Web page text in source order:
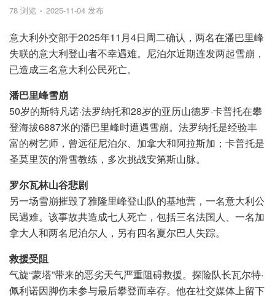
78 浏览 2025-11-04 发布
意大利外交部于2025年11月4日周二确认，两名在潘巴里峰
失联的意大利登山者不幸遇难。尼泊尔近期连发两起雪崩，
已造成三名意大利公民死亡。
潘巴里峰雪崩
50岁的斯特凡诺·法罗纳托和28岁的亚历山德罗·卡普托在攀
登海拔6887米的潘巴里峰时遭遇雪崩。法罗纳托是经验丰
富的树艺师，曾远征尼泊尔、加拿大和阿拉斯加；卡普托是
圣莫里茨的滑雪教练，多次挑战安第斯山脉。
罗尔瓦林山谷悲剧
另一场雪崩摧毁了雅隆里峰登山队的基地营，一名意大利公
民遇难。该事故共造成七人死亡，包括三名法国人、一名加
拿大人和两名尼泊尔人，另有四名夏尔巴人失踪。
救援受阻
气旋“蒙塔”带来的恶劣天气严重阻碍救援。探险队长瓦尔特·
佩利诺因脚伤未参与最后攀登而幸存。他在社交媒体上留下